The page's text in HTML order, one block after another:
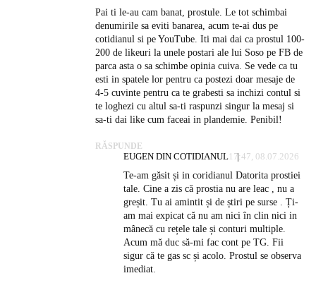
Pai ti le-au cam banat, prostule. Le tot schimbai
denumirile sa eviti banarea, acum te-ai dus pe
cotidianul si pe YouTube. Iti mai dai ca prostul 100-
200 de likeuri la unele postari ale lui Soso pe FB de
parca asta o sa schimbe opinia cuiva. Se vede ca tu
esti in spatele lor pentru ca postezi doar mesaje de
4-5 cuvinte pentru ca te grabesti sa inchizi contul si
te loghezi cu altul sa-ti raspunzi singur la mesaj si
sa-ti dai like cum faceai in plandemie. Penibil!
RĂSPUNDE
EUGEN DIN COTIDIANUL17:47, 08.07.2026
Te-am găsit și in coridianul Datorita prostiei
tale. Cine a zis că prostia nu are leac , nu a
greșit. Tu ai amintit și de știri pe surse . Ți-
am mai expicat că nu am nici în clin nici in
mânecă cu rețele tale și conturi multiple.
Acum mă duc să-mi fac cont pe TG. Fii
sigur că te gas sc și acolo. Prostul se observa
imediat.